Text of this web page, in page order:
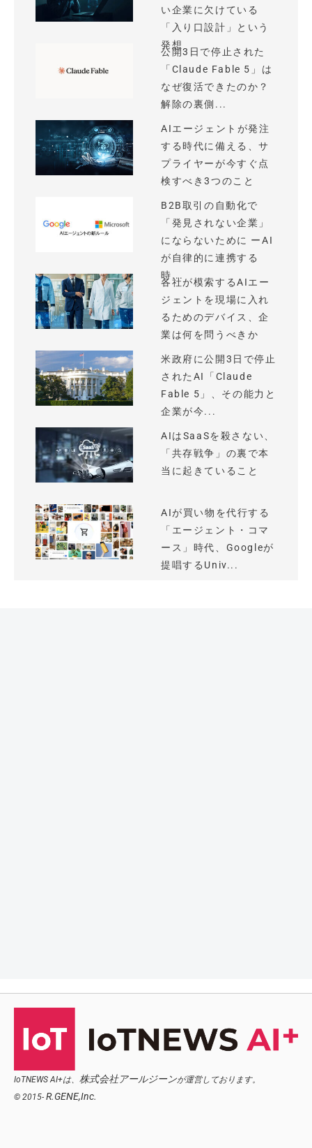
い企業に欠けている
「入り口設計」という
発想
公開3日で停止された
「Claude Fable 5」は
なぜ復活できたのか？
解除の裏側...
AIエージェントが発注
する時代に備える、サ
プライヤーが今すぐ点
検すべき3つのこと
B2B取引の自動化で
「発見されない企業」
にならないために ーAI
が自律的に連携する
時...
各社が模索するAIエー
ジェントを現場に入れ
るためのデバイス、企
業は何を問うべきか
米政府に公開3日で停止
されたAI「Claude
Fable 5」、その能力と
企業が今...
AIはSaaSを殺さない、
「共存戦争」の裏で本
当に起きていること
AIが買い物を代行する
「エージェント・コマ
ース」時代、Googleが
提唱するUniv...
IoTNEWS AI+は、 株式会社アールジーンが運営しております。
© 2015- R.GENE,Inc.